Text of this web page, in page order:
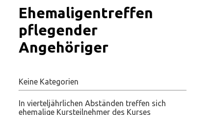
Ehemaligentreffen
pflegender
Angehöriger
Keine Kategorien
In vierteljährlichen Abständen treffen sich
ehemalige Kursteilnehmer des Kurses